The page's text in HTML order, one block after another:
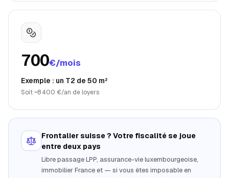
700€/mois
Exemple : un T2 de 50 m²
Soit ~8 400 €/an de loyers
Frontalier suisse ? Votre fiscalité se joue
entre deux pays
Libre passage LPP, assurance-vie luxembourgeoise,
immobilier France et — si vous êtes imposable en